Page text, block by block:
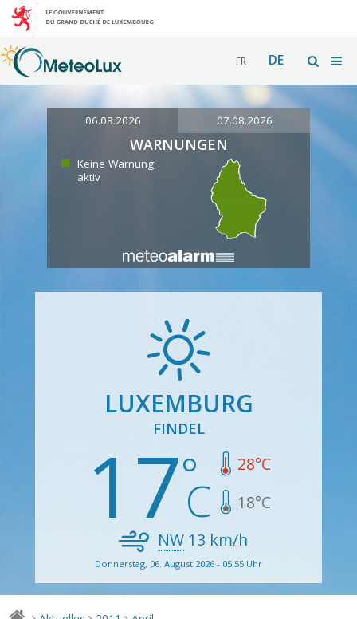
FR DE
06.08.2026 07.08.2026
WARNUNGEN
Keine Warnung
aktiv
LUXEMBURG
FINDEL
17 28°C
18°C
NW13 km/h
Donnerstag, 06. August 2026 - 05:55 Uhr